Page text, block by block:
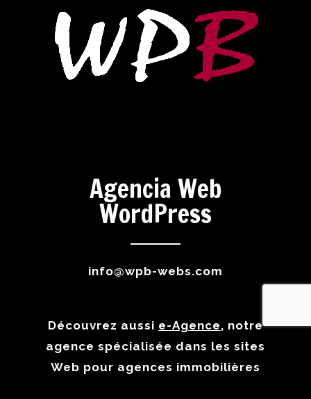
Agencia Web
WordPress
info@wpb-webs.com
Découvrez aussi e-Agence, notre
agence spécialisée dans les sites
Web pour agences immobilières